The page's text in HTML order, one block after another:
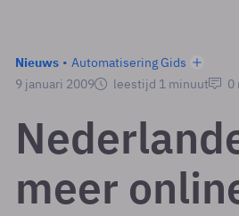
Nieuws
Automatisering Gids
9 januari 2009
leestijd 1 minuut 0
meer